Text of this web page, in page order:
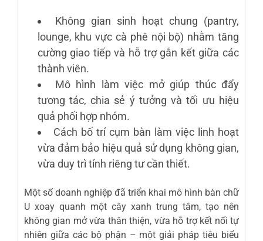
Không gian sinh hoạt chung (pantry,
lounge, khu vực cà phê nội bộ) nhằm tăng
cường giao tiếp và hỗ trợ gắn kết giữa các
thành viên.
Mô hình làm việc mở giúp thúc đẩy
tương tác, chia sẻ ý tưởng và tối ưu hiệu
quả phối hợp nhóm.
Cách bố trí cụm bàn làm việc linh hoạt
vừa đảm bảo hiệu quả sử dụng không gian,
vừa duy trì tính riêng tư cần thiết.
Một số doanh nghiệp đã triển khai mô hình bàn chữ
U xoay quanh một cây xanh trung tâm, tạo nên
không gian mở vừa thân thiện, vừa hỗ trợ kết nối tự
nhiên giữa các bộ phận – một giải pháp tiêu biểu